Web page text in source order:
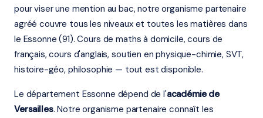
pour viser une mention au bac, notre organisme partenaire
agréé couvre tous les niveaux et toutes les matières dans
le Essonne (91). Cours de maths à domicile, cours de
français, cours d'anglais, soutien en physique-chimie, SVT,
histoire-géo, philosophie — tout est disponible.
Le département Essonne dépend de l'académie de
Versailles. Notre organisme partenaire connaît les